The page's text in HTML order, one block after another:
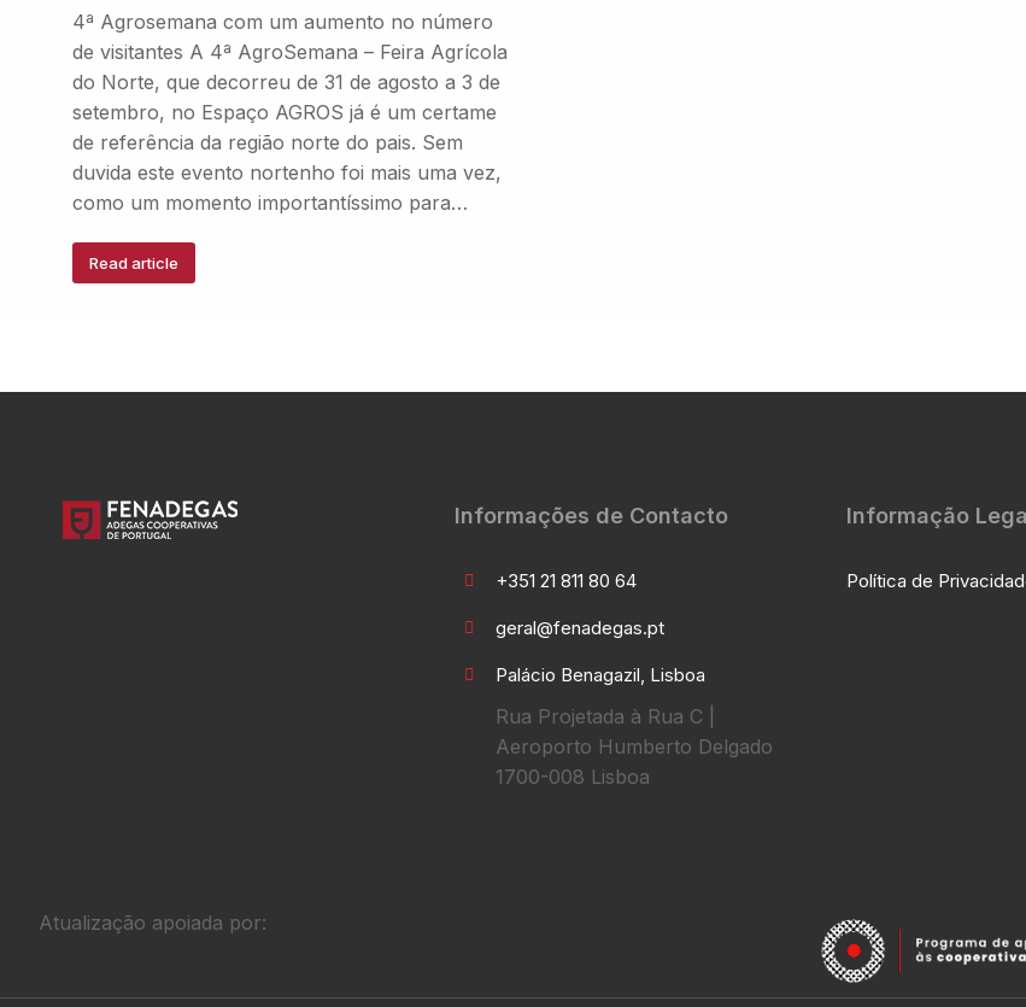
4ª Agrosemana com um aumento no número
de visitantes A 4ª AgroSemana – Feira Agrícola
do Norte, que decorreu de 31 de agosto a 3 de
setembro, no Espaço AGROS já é um certame
de referência da região norte do pais. Sem
duvida este evento nortenho foi mais uma vez,
como um momento importantíssimo para…
Read article
Informações de Contacto
+351 21 811 80 64
geral@fenadegas.pt
Palácio Benagazil, Lisboa
Rua Projetada à Rua C |
Aeroporto Humberto Delgado
1700-008 Lisboa
Informação
Política de
Atualização apoiada por: